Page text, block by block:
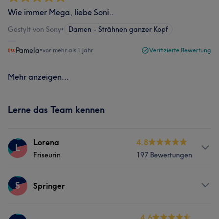
Wie immer Mega, liebe Soni..
Gestylt von Sony• Damen - Strähnen ganzer Kopf
Pamela•vor mehr als 1 Jahr Verifizierte Bewertung
Mehr anzeigen...
Lerne das Team kennen
L Lorena
Friseurin
4.8
197 Bewertungen
Services
S Springer
Services